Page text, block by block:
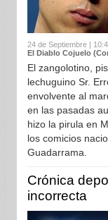
24 de Septiembre |
El Diablo Cojuelo
El zangolotino,
lechuguino Sr.
envolvente al
en las pasadas
hizo la pirula en
los comicios
Guadarrama.
Crónica
incorrecta